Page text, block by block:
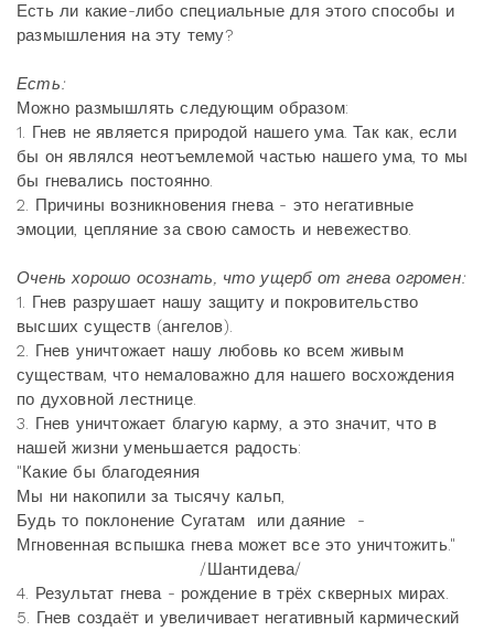
Есть ли какие-либо специальные для этого способы и
размышления на эту тему?
Есть:
Можно размышлять следующим образом:
1. Гнев не является природой нашего ума. Так как, если
бы он являлся неотъемлемой частью нашего ума, то мы
бы гневались постоянно.
2. Причины возникновения гнева - это негативные
эмоции, цепляние за свою самость и невежество.
Очень хорошо осознать, что ущерб от гнева огромен:
1. Гнев разрушает нашу защиту и покровительство
высших существ (ангелов).
2. Гнев уничтожает нашу любовь ко всем живым
существам, что немаловажно для нашего восхождения
по духовной лестнице.
3. Гнев уничтожает благую карму, а это значит, что в
нашей жизни уменьшается радость:
"Какие бы благодеяния
Мы ни накопили за тысячу кальп,
Будь то поклонение Сугатам или даяние -
Мгновенная вспышка гнева может все это уничтожить."
/Шантидева/
4. Результат гнева - рождение в трёх скверных мирах.
5. Гнев создаёт и увеличивает негативный кармический